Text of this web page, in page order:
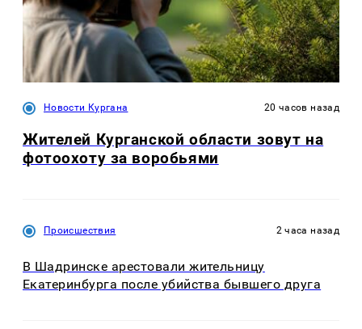
Новости Кургана 20 часов назад
Жителей Курганской области зовут на
фотоохоту за воробьями
Происшествия 2 часа назад
В Шадринске арестовали жительницу
Екатеринбурга после убийства бывшего друга